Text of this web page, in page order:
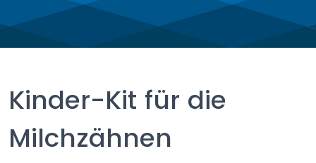
Kinder-Kit für die
Milchzähnen